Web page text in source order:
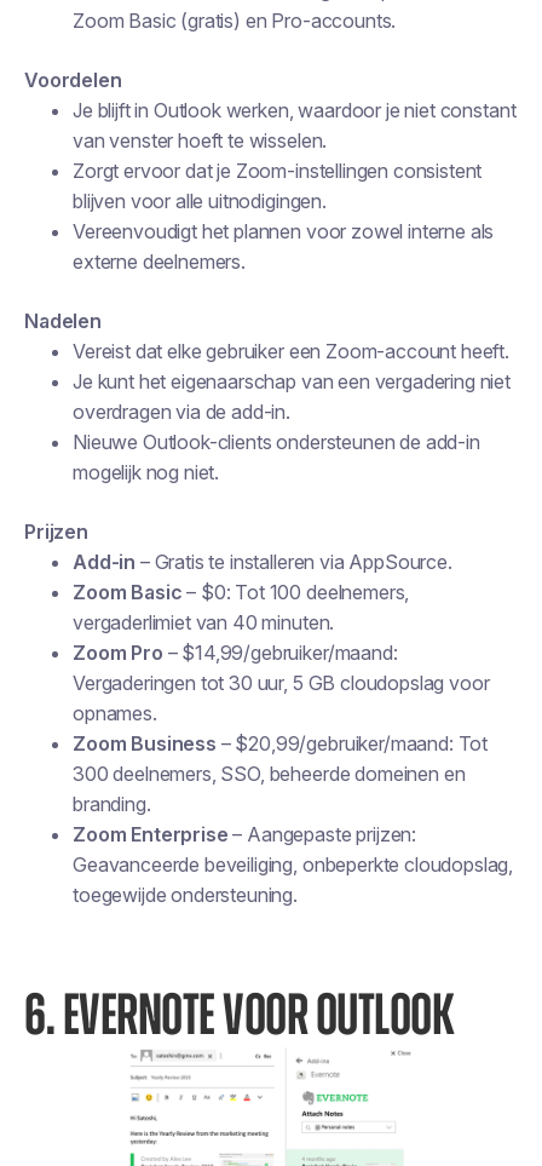
Zoom Basic (gratis) en Pro-accounts.
Voordelen
Je blijft in Outlook werken, waardoor je niet constant
van venster hoeft te wisselen.
Zorgt ervoor dat je Zoom-instellingen consistent
blijven voor alle uitnodigingen.
Vereenvoudigt het plannen voor zowel interne als
externe deelnemers.
Nadelen
Vereist dat elke gebruiker een Zoom-account heeft.
Je kunt het eigenaarschap van een vergadering niet
overdragen via de add-in.
Nieuwe Outlook-clients ondersteunen de add-in
mogelijk nog niet.
Prijzen
Add-in – Gratis te installeren via AppSource.
Zoom Basic – $0: Tot 100 deelnemers,
vergaderlimiet van 40 minuten.
Zoom Pro – $14,99/gebruiker/maand:
Vergaderingen tot 30 uur, 5 GB cloudopslag voor
opnames.
Zoom Business – $20,99/gebruiker/maand: Tot
300 deelnemers, SSO, beheerde domeinen en
branding.
Zoom Enterprise – Aangepaste prijzen:
Geavanceerde beveiliging, onbeperkte cloudopslag,
toegewijde ondersteuning.
6. EVERNOTE VOOR OUTLOOK